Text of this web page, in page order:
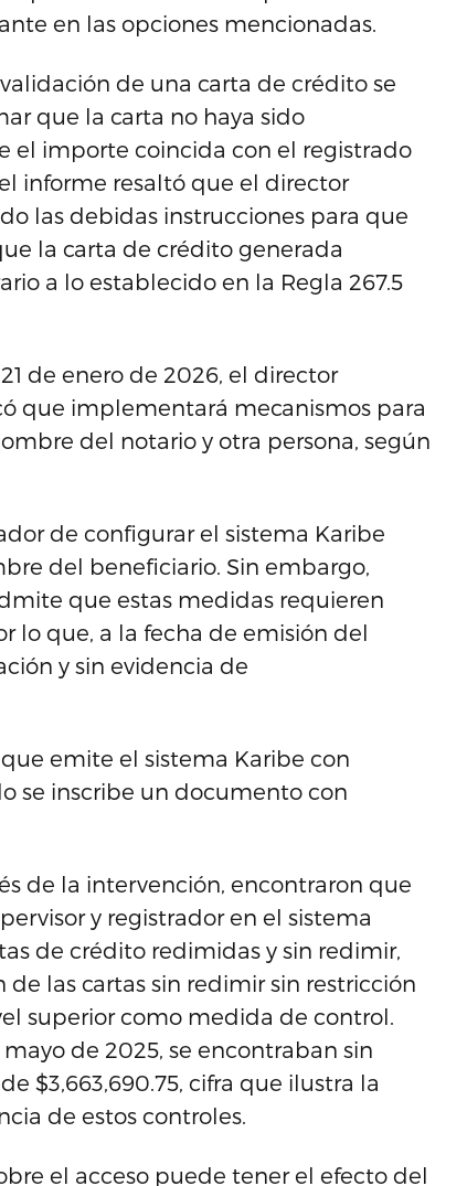
en las opciones mencionadas.
de una carta de crédito se
que la carta no haya sido
el importe coincida con el registrado
informe resaltó que el director
las debidas instrucciones para que
la carta de crédito generada
a lo establecido en la Regla 267.5
de enero de 2026, el director
que implementará mecanismos para
del notario y otra persona, según
de configurar el sistema Karibe
del beneficiario. Sin embargo,
que estas medidas requieren
lo que, a la fecha de emisión del
y sin evidencia de
emite el sistema Karibe con
se inscribe un documento con
de la intervención, encontraron que
y registrador en el sistema
de crédito redimidas y sin redimir,
las cartas sin redimir sin restricción
superior como medida de control.
de 2025, se encontraban sin
$3,663,690.75, cifra que ilustra la
de estos controles.
el acceso puede tener el efecto del